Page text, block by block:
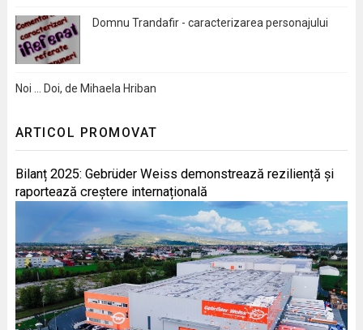
Domnu Trandafir - caracterizarea personajului
Noi … Doi, de Mihaela Hriban
ARTICOL PROMOVAT
Bilanț 2025: Gebrüder Weiss demonstrează reziliență și
raportează creștere internațională